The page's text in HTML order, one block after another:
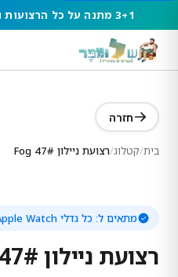
3+1 מתנה על כל הרצועות והאביזרים לשעונים חכמים
חזרה
בית/קטלוג/רצועת ניילון 47# Fog
מתאים ל: כל גדלי Apple Watch
רצועת ניילון 47# Fog